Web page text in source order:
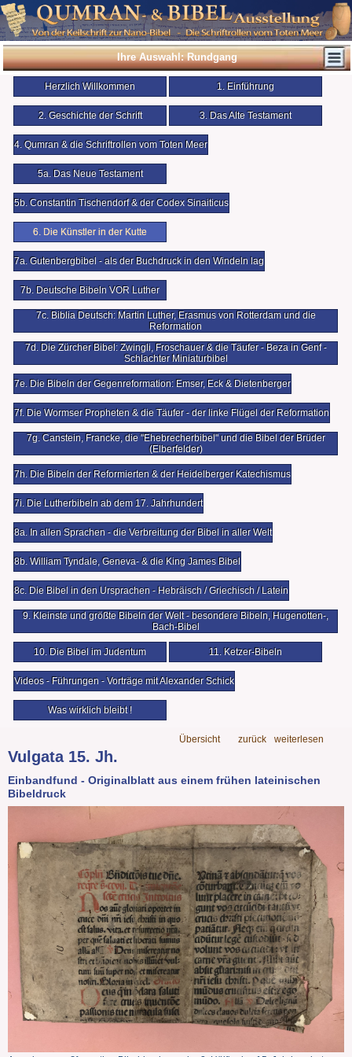
Ihre Auswahl: Rundgang
Herzlich Willkommen 1. Einführung
2. Geschichte der Schrift 3. Das Alte Testament
4. Qumran & die Schriftrollen vom Toten Meer
5a. Das Neue Testament
5b. Constantin Tischendorf & der Codex Sinaiticus
6. Die Künstler in der Kutte
7a. Gutenbergbibel - als der Buchdruck in den Windeln lag
7b. Deutsche Bibeln VOR Luther
7c. Biblia Deutsch: Martin Luther, Erasmus von Rotterdam und die
Reformation
7d. Die Zürcher Bibel: Zwingli, Froschauer & die Täufer - Beza in Genf -
Schlachter Miniaturbibel
7e. Die Bibeln der Gegenreformation: Emser, Eck & Dietenberger
7f. Die Wormser Propheten & die Täufer - der linke Flügel der Reformation
7g. Canstein, Francke, die "Ehebrecherbibel" und die Bibel der Brüder
(Elberfelder)
7h. Die Bibeln der Reformierten & der Heidelberger Katechismus
7i. Die Lutherbibeln ab dem 17. Jahrhundert
8a. In allen Sprachen - die Verbreitung der Bibel in aller Welt
8b. William Tyndale, Geneva- & die King James Bibel
8c. Die Bibel in den Ursprachen - Hebräisch / Griechisch / Latein
9. Kleinste und größte Bibeln der Welt - besondere Bibeln, Hugenotten-,
Bach-Bibel
10. Die Bibel im Judentum 11. Ketzer-Bibeln
Videos - Führungen - Vorträge mit Alexander Schick
Was wirklich bleibt !
Übersicht zurück weiterlesen
Vulgata 15. Jh.
Einbandfund - Originalblatt aus einem frühen lateinischen
Bibeldruck